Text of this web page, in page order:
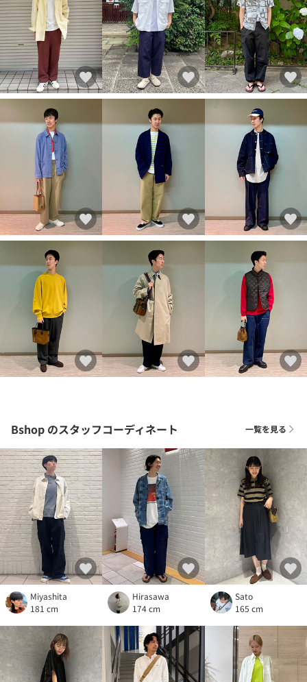
Bshop のスタッフコーディネート 一覧を見る
Miyashita
181 cm
Hirasawa
174 cm
Sato
165 cm